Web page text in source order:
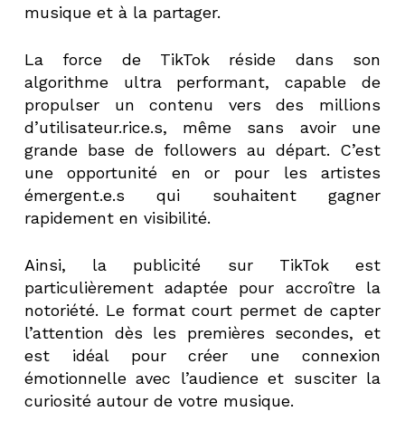
musique et à la partager.
La force de TikTok réside dans son
algorithme ultra performant, capable de
propulser un contenu vers des millions
d’utilisateur.rice.s, même sans avoir une
grande base de followers au départ. C’est
une opportunité en or pour les artistes
émergent.e.s qui souhaitent gagner
rapidement en visibilité.
Ainsi, la publicité sur TikTok est
particulièrement adaptée pour accroître la
notoriété. Le format court permet de capter
l’attention dès les premières secondes, et
est idéal pour créer une connexion
émotionnelle avec l’audience et susciter la
curiosité autour de votre musique.